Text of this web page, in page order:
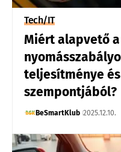
Tech/IT
Miért alapvető
teljesítménye
szempontjából?
BeSmartKlub 2025.12.10.